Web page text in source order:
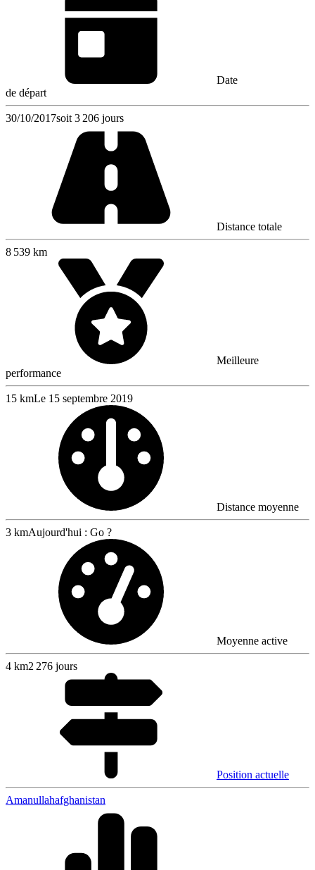
Date
de départ
30/10/2017soit 3 206 jours
Distance totale
8 539 km
Meilleure
performance
15 kmLe 15 septembre 2019
Distance moyenne
3 kmAujourd'hui : Go ?
Moyenne active
4 km2 276 jours
Position actuelle
Amanullahafghanistan